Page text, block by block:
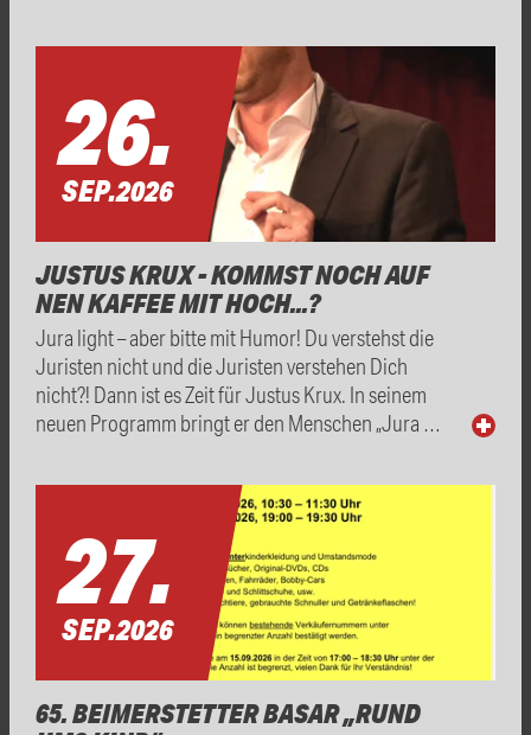
26.
SEP.2026
JUSTUS KRUX - KOMMST NOCH AUF
NEN KAFFEE MIT HOCH...?
Jura light – aber bitte mit Humor! Du verstehst die
Juristen nicht und die Juristen verstehen Dich
nicht?! Dann ist es Zeit für Justus Krux. In seinem
neuen Programm bringt er den Menschen „Jura …
27.
SEP.2026
65. BEIMERSTETTER BASAR „RUND